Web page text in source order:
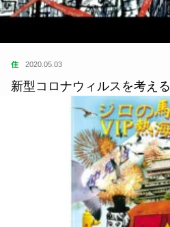
住 2020.05.03
新型コロナウィルスを考える